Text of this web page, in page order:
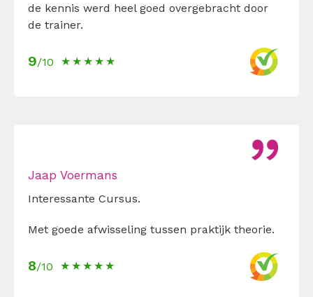
de kennis werd heel goed overgebracht door
de trainer.
9/10
Jaap Voermans
Interessante Cursus.
Met goede afwisseling tussen praktijk theorie.
8/10